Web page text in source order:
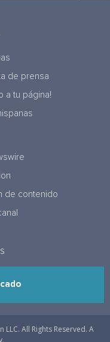
de prensa
a tu página!
de contenido
All Rights Reserved. A